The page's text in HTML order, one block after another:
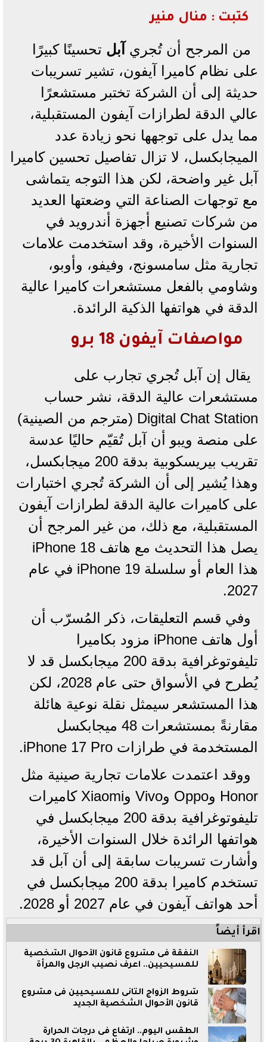
كتبت : منال منير
من المرجح أن تُجري آبل تحسينًا كبيرًا
على نظام كاميرا آيفون، تشير تسريبات
حديثة إلى أن الشركة تختبر مستشعرًا
عالي الدقة لطرازات آيفون المستقبلية،
مما يدل على توجهها نحو زيادة عدد
الميجابكسل، لا تزال تفاصيل تحسين كاميرا
آبل غير واضحة، لكن هذا التوجه يتماشى
مع توجهات الصناعة التي وضعتها العديد
من شركات تصنيع أجهزة أندرويد في
السنوات الأخيرة، وقد استخدمت علامات
تجارية مثل سامسونج، وفيفو، وأوبو،
وشاومي بالفعل مستشعرات كاميرا عالية
الدقة في هواتفها الذكية الرائدة.
مواصفات آيفون 18 برو
يقال إن آبل تُجري تجارب على
مستشعرات عالية الدقة، نشر حساب
Digital Chat Station (مترجم من الصينية)
على منصة ويبو أن آبل تُقيّم حاليًا عدسة
تقريب بيريسكوبية بدقة 200 ميجابكسل،
وهذا يُشير إلى أن الشركة تُجري اختبارات
على كاميرات عالية الدقة لطرازات آيفون
المستقبلية، مع ذلك، من غير المرجح أن
يصل هذا التحديث مع هاتف iPhone 18
هذا العام أو سلسلة iPhone 19 في عام
2027.
وفي قسم التعليقات، ذكر المُسرّب أن
أول هاتف iPhone مزود بكاميرا
تليفوتوغرافية بدقة 200 ميجابكسل قد لا
يُطرح في الأسواق حتى عام 2028، لكن
هذا المستشعر سيمثل نقلة نوعية هائلة
مقارنةً بمستشعرات 48 ميجابكسل
المستخدمة في طرازات iPhone 17 Pro.
ووقد اعتمدت علامات تجارية صينية مثل
Honor وOppo وVivo وXiaomi كاميرات
تليفوتوغرافية بدقة 200 ميجابكسل في
هواتفها الرائدة خلال السنوات الأخيرة،
وأشارت تسريبات سابقة إلى أن آبل قد
تستخدم كاميرا بدقة 200 ميجابكسل في
أحد هواتف آيفون في عام 2027 أو 2028.
اقرأ أيضاً
النفقة فى مشروع قانون الأحوال الشخصية
للمسيحيين.. اعرف نصيب الرجل والمرأة
شروط الزواج الثانى للمسيحيين فى مشروع
قانون الأحوال الشخصية الجديد
الطقس اليوم.. ارتفاع فى درجات الحرارة